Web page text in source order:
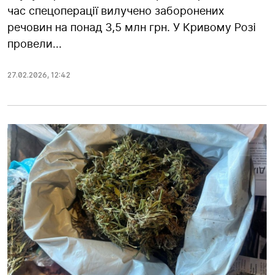
час спецоперації вилучено заборонених
речовин на понад 3,5 млн грн. У Кривому Розі
провели...
27.02.2026, 12:42